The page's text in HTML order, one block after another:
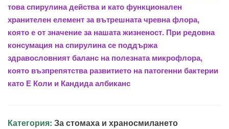
това спирулина действа и като функционален
хранителен елемент за вътрешната чревна флора,
която е от значение за нашата жизненост. При редовна
консумация на спирулина се поддържа
здравословният баланс на полезната микрофлора,
която възпрепятства развитието на патогенни бактерии
като Е Коли и Кандида албиканс
Категория: За стомаха и храносмилането